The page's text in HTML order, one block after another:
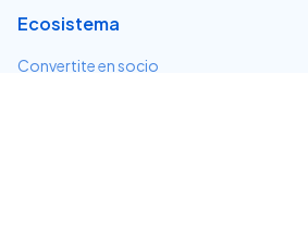
Ecosistema
Convertite en socio